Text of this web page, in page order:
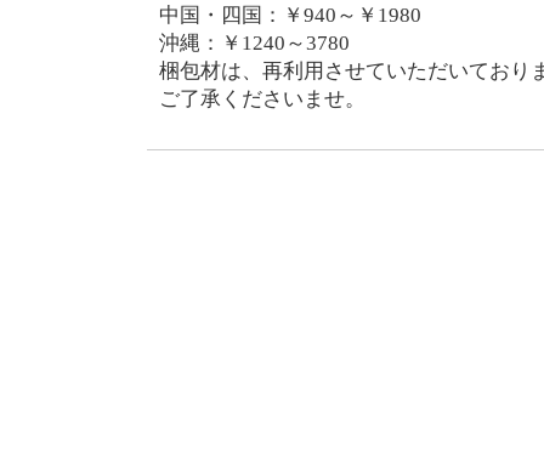
中国・四国：￥940～￥1980
沖縄：￥1240～3780
梱包材は、再利用させていただいており
ご了承くださいませ。